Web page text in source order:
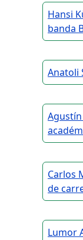
Hansi
banda
Anatoli
Carlos
de
Lumor